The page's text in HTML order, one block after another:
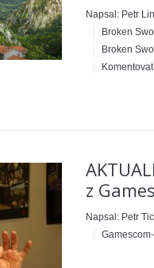
Napsal: Petr
Broken
Broken
Komentovat
z
Napsal: Petr